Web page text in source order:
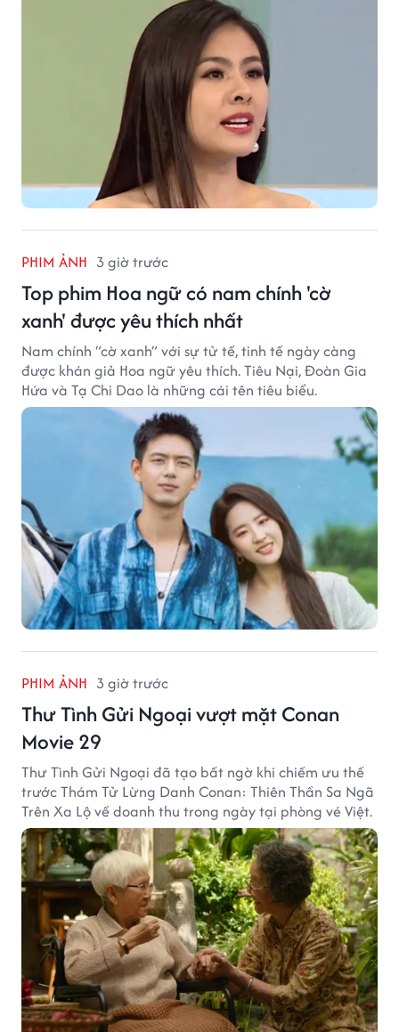
PHIM ẢNH 3 giờ trước
Top phim Hoa ngữ có nam chính 'cờ
xanh' được yêu thích nhất
Nam chính “cờ xanh” với sự tử tế, tinh tế ngày càng
được khán giả Hoa ngữ yêu thích. Tiêu Nại, Đoàn Gia
Hứa và Tạ Chi Dao là những cái tên tiêu biểu.
PHIM ẢNH 3 giờ trước
Thư Tình Gửi Ngoại vượt mặt Conan
Movie 29
Thư Tình Gửi Ngoại đã tạo bất ngờ khi chiếm ưu thế
trước Thám Tử Lừng Danh Conan: Thiên Thần Sa Ngã
Trên Xa Lộ về doanh thu trong ngày tại phòng vé Việt.